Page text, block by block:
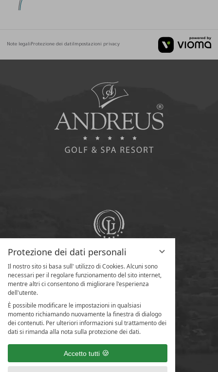
Protezione dei dati personali
Il nostro sito si basa sull' utilizzo di Cookies. Alcuni sono
necessari per il regolare funzionamento del sito internet,
mentre altri ci consentono di migliorare l'esperienza
dell'utente.
È possibile modificare le impostazioni in qualsiasi
momento richiamando nuovamente la finestra di dialogo
dei contenuti. Per ulteriori informazioni sul trattamento dei
dati si rimanda alla nota sulla protezione dei dati.
Accetto tutti
Note legaliProtezione dei datiImpostazioni privacy